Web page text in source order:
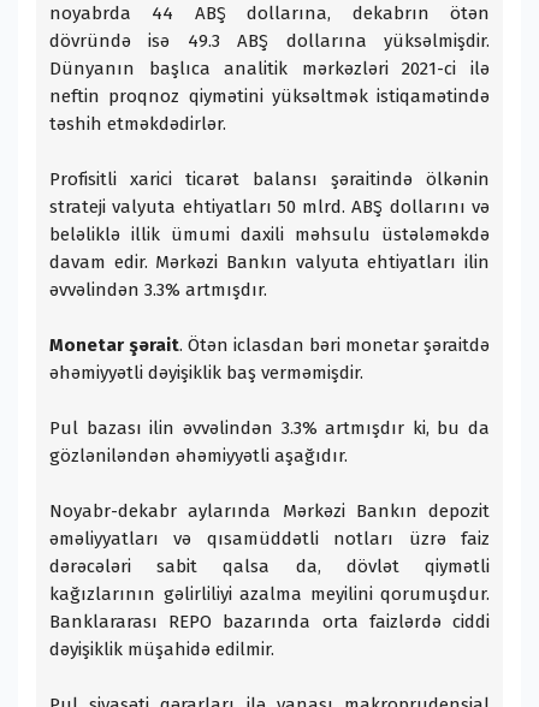
noyabrda 44 ABŞ dollarına, dekabrın ötən
dövründə isə 49.3 ABŞ dollarına yüksəlmişdir.
Dünyanın başlıca analitik mərkəzləri 2021-ci ilə
neftin proqnoz qiymətini yüksəltmək istiqamətində
təshih etməkdədirlər.
Profisitli xarici ticarət balansı şəraitində ölkənin
strateji valyuta ehtiyatları 50 mlrd. ABŞ dollarını və
beləliklə illik ümumi daxili məhsulu üstələməkdə
davam edir. Mərkəzi Bankın valyuta ehtiyatları ilin
əvvəlindən 3.3% artmışdır.
Monetar şərait. Ötən iclasdan bəri monetar şəraitdə
əhəmiyyətli dəyişiklik baş verməmişdir.
Pul bazası ilin əvvəlindən 3.3% artmışdır ki, bu da
gözləniləndən əhəmiyyətli aşağıdır.
Noyabr-dekabr aylarında Mərkəzi Bankın depozit
əməliyyatları və qısamüddətli notları üzrə faiz
dərəcələri sabit qalsa da, dövlət qiymətli
kağızlarının gəlirliliyi azalma meyilini qorumuşdur.
Banklararası REPO bazarında orta faizlərdə ciddi
dəyişiklik müşahidə edilmir.